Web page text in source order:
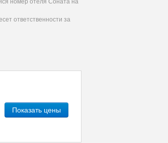
номер отеля Соната на
ответственности за
Показать цены